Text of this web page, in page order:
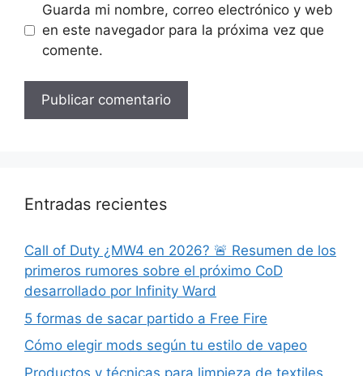
Guarda mi nombre, correo electrónico y web
en este navegador para la próxima vez que
comente.
Entradas recientes
Call of Duty ¿MW4 en 2026? 🚨 Resumen de los
primeros rumores sobre el próximo CoD
desarrollado por Infinity Ward
5 formas de sacar partido a Free Fire
Cómo elegir mods según tu estilo de vapeo
Productos y técnicas para limpieza de textiles